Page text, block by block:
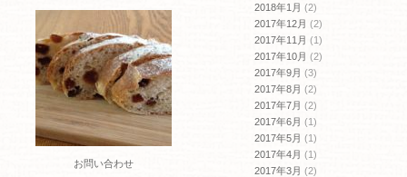
お問い合わせ
2018年1月 (2)
2017年12月 (2)
2017年11月 (1)
2017年10月 (2)
2017年9月 (3)
2017年8月 (2)
2017年7月 (2)
2017年6月 (1)
2017年5月 (1)
2017年4月 (1)
2017年3月 (2)